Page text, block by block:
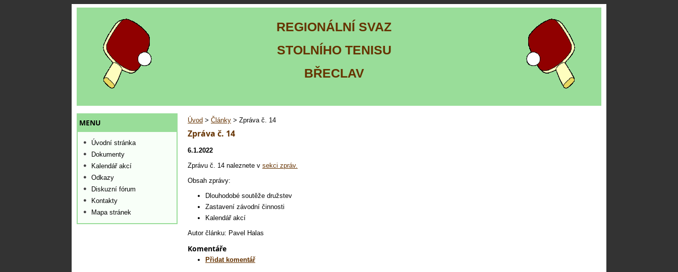
Úvod > Články > Zpráva č. 14
Zpráva č. 14
6.1.2022
Zprávu č. 14 naleznete v sekci zpráv.
Obsah zprávy:
Dlouhodobé soutěže družstev
Zastavení závodní činnosti
Kalendář akcí
Autor článku: Pavel Halas
Komentáře
Přidat komentář
MENU
Úvodní stránka
Dokumenty
Kalendář akcí
Odkazy
Diskuzní fórum
Kontakty
Mapa stránek
REGIONÁLNÍ SVAZ
STOLNÍHO TENISU
BŘECLAV